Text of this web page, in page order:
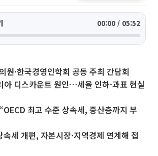
00:00 / 05:52
원·한국경영인학회 공동 주최 간담회
아 디스카운트 원인…세율 인하·과표 현실
최고 수준 상속세, 중산층까지 부
속세 개편, 자본시장·지역경제 연계해 접